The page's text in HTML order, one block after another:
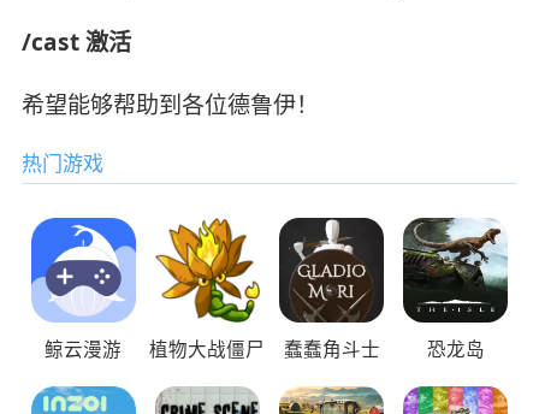
/cast 激活
希望能够帮助到各位德鲁伊！
热门游戏
鲸云漫游 植物大战僵尸 蠢蠢角斗士 恐龙岛